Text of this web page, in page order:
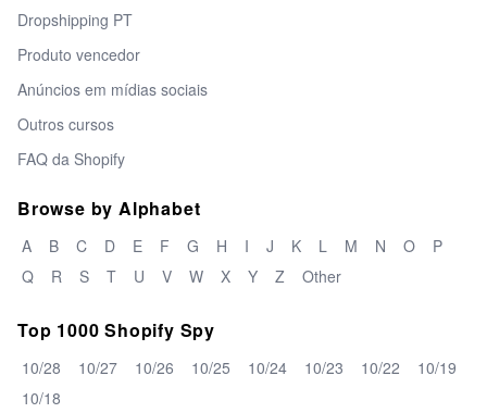
Dropshipping PT
Produto vencedor
Anúncios em mídias sociais
Outros cursos
FAQ da Shopify
Browse by Alphabet
A B C D E F G H I J K L M N O
P
Q
R S T U V W X Y Z Other
Top 1000 Shopify Spy
10/28 10/27 10/26 10/25 10/24 10/23 10/22
10/19
10/18